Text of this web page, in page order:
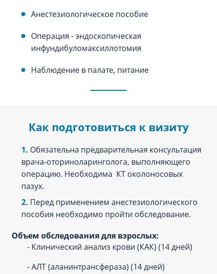
Анестезиологическое пособие
Операция - эндоскопическая
инфундибуломаксиллотомия
Наблюдение в палате, питание
Как подготовиться к визиту
Обязательна предварительная консультация
врача-оториноларинголога, выполняющего
операцию. Необходима КТ околоносовых
пазух.
Перед применением анестезиологического
пособия необходимо пройти обследование.
Объем обследования для взрослых:
- Клинический анализ крови (КАК) (14 дней)
- АЛТ (аланинтрансфераза) (14 дней)